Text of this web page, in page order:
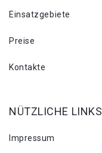
Einsatzgebiete
Preise
Kontakte
NÜTZLICHE LINKS
Impressum